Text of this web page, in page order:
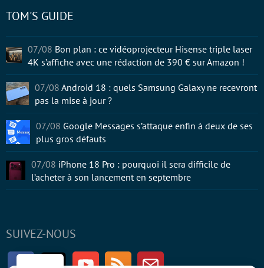
SUIVEZ-NOUS
FacebookTwitter Youtube RSS Newsletter
TOM'S GUIDE
07/08 Bon plan : ce vidéoprojecteur Hisense triple laser
4K s’affiche avec une rédaction de 390 € sur Amazon !
07/08 Android 18 : quels Samsung Galaxy ne recevront
pas la mise à jour ?
07/08 Google Messages s’attaque enfin à deux de ses
plus gros défauts
07/08 iPhone 18 Pro : pourquoi il sera difficile de
l’acheter à son lancement en septembre